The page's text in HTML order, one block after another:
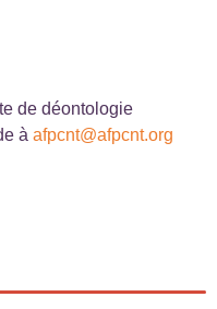
de déontologie
à afpcnt@afpcnt.org